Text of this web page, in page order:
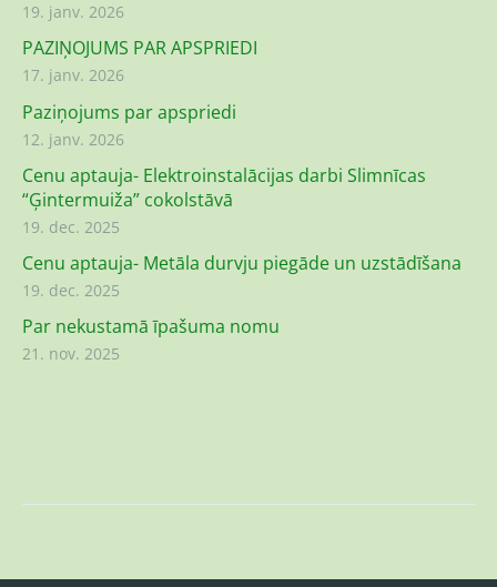
19. janv. 2026
PAZIŅOJUMS PAR APSPRIEDI
17. janv. 2026
Paziņojums par apspriedi
12. janv. 2026
Cenu aptauja- Elektroinstalācijas darbi Slimnīcas
“Ģintermuiža” cokolstāvā
19. dec. 2025
Cenu aptauja- Metāla durvju piegāde un uzstādīšana
19. dec. 2025
Par nekustamā īpašuma nomu
21. nov. 2025